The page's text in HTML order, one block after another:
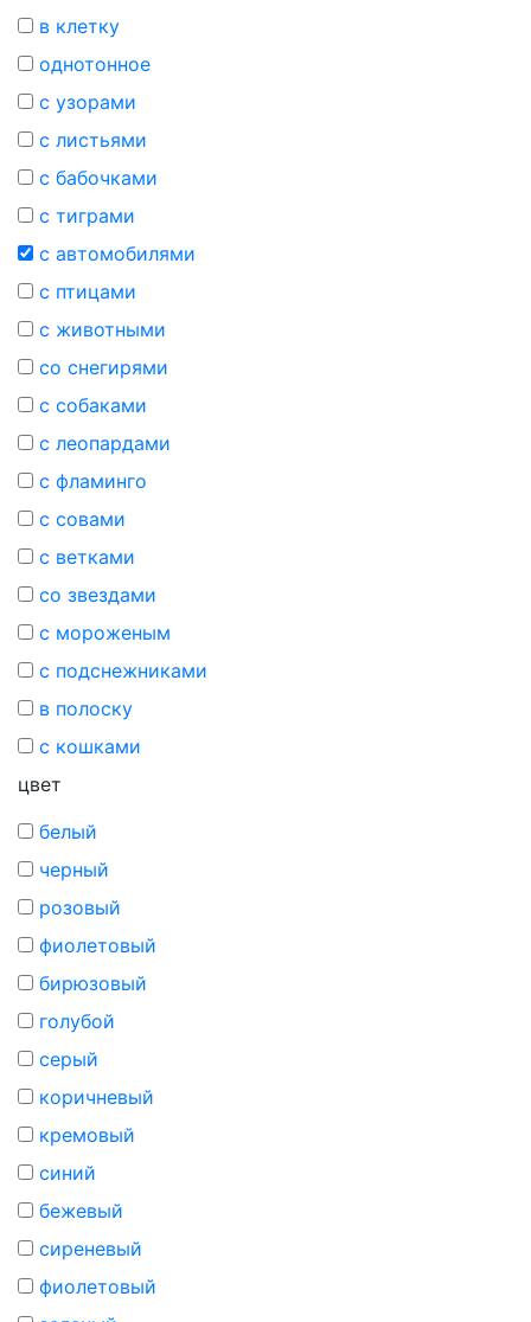
в клетку
однотонное
с узорами
с листьями
с бабочками
с тиграми
с автомобилями
с птицами
с животными
со снегирями
с собаками
с леопардами
с фламинго
с совами
с ветками
со звездами
с мороженым
с подснежниками
в полоску
с кошками
цвет
белый
черный
розовый
фиолетовый
бирюзовый
голубой
серый
коричневый
кремовый
синий
бежевый
сиреневый
фиолетовый